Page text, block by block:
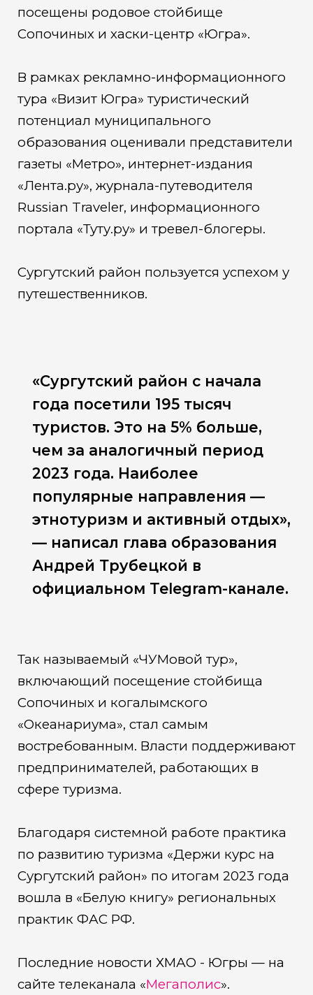
посещены родовое стойбище
Сопочиных и хаски-центр «Югра».
В рамках рекламно-информационного
тура «Визит Югра» туристический
потенциал муниципального
образования оценивали представители
газеты «Метро», интернет-издания
«Лента.ру», журнала-путеводителя
Russian Traveler, информационного
портала «Туту.ру» и тревел-блогеры.
Сургутский район пользуется успехом у
путешественников.
«Сургутский район с начала
года посетили 195 тысяч
туристов. Это на 5% больше,
чем за аналогичный период
2023 года. Наиболее
популярные направления —
этнотуризм и активный отдых»,
— написал глава образования
Андрей Трубецкой в
официальном Telegram-канале.
Так называемый «ЧУМовой тур»,
включающий посещение стойбища
Сопочиных и когалымского
«Океанариума», стал самым
востребованным. Власти поддерживают
предпринимателей, работающих в
сфере туризма.
Благодаря системной работе практика
по развитию туризма «Держи курс на
Сургутский район» по итогам 2023 года
вошла в «Белую книгу» региональных
практик ФАС РФ.
Последние новости ХМАО - Югры — на
сайте телеканала «Мегаполис».